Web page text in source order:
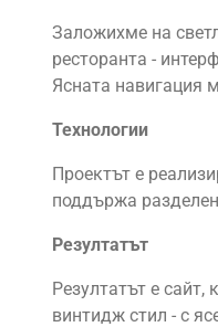
Заложихме на
ресторанта -
Ясната навигация
Технологии
Проектът е
поддържа
Резултатът
Резултатът е
винтидж стил - с